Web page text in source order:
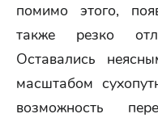
помимо этого,
также резко
Оставались
масштабом
возможность